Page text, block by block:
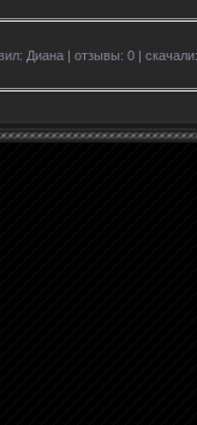
Диана | отзывы: 0 |